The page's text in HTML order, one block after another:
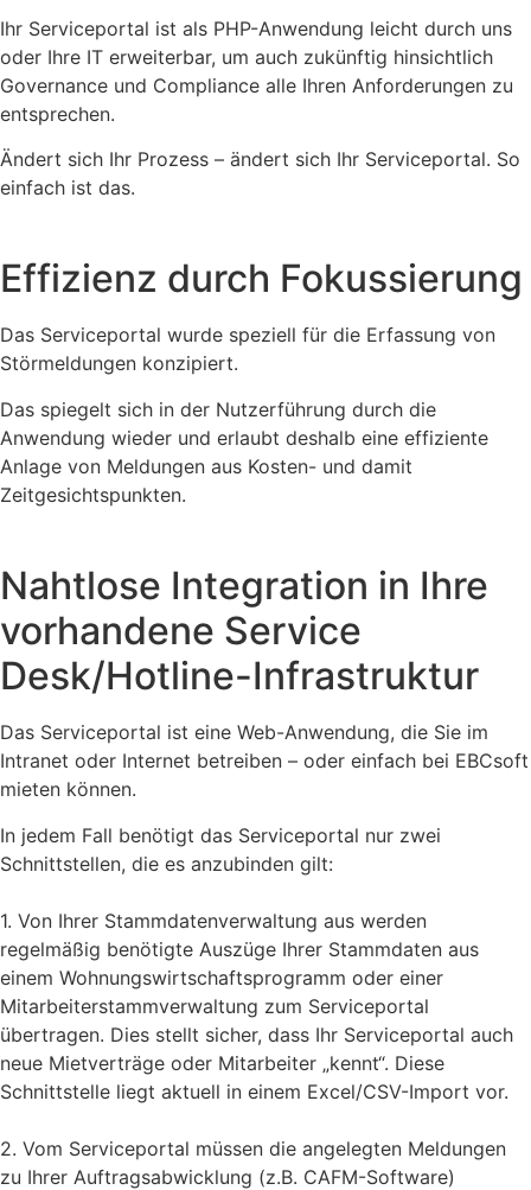
Ihr Serviceportal ist als PHP-Anwendung leicht durch uns
oder Ihre IT erweiterbar, um auch zukünftig hinsichtlich
Governance und Compliance alle Ihren Anforderungen zu
entsprechen.
Ändert sich Ihr Prozess – ändert sich Ihr Serviceportal. So
einfach ist das.
Effizienz durch Fokussierung
Das Serviceportal wurde speziell für die Erfassung von
Störmeldungen konzipiert.
Das spiegelt sich in der Nutzerführung durch die
Anwendung wieder und erlaubt deshalb eine effiziente
Anlage von Meldungen aus Kosten- und damit
Zeitgesichtspunkten.
Nahtlose Integration in Ihre
vorhandene Service
Desk/Hotline-Infrastruktur
Das Serviceportal ist eine Web-Anwendung, die Sie im
Intranet oder Internet betreiben – oder einfach bei EBCsoft
mieten können.
In jedem Fall benötigt das Serviceportal nur zwei
Schnittstellen, die es anzubinden gilt:
1. Von Ihrer Stammdatenverwaltung aus werden
regelmäßig benötigte Auszüge Ihrer Stammdaten aus
einem Wohnungswirtschaftsprogramm oder einer
Mitarbeiterstammverwaltung zum Serviceportal
übertragen. Dies stellt sicher, dass Ihr Serviceportal auch
neue Mietverträge oder Mitarbeiter „kennt“. Diese
Schnittstelle liegt aktuell in einem Excel/CSV-Import vor.
2. Vom Serviceportal müssen die angelegten Meldungen
zu Ihrer Auftragsabwicklung (z.B. CAFM-Software)